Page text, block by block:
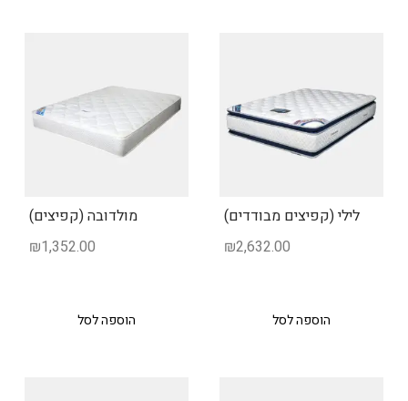
לילי (קפיצים מבודדים)
₪2,632.00
הוספה לסל
מולדובה (קפיצים)
₪1,352.00
הוספה לסל